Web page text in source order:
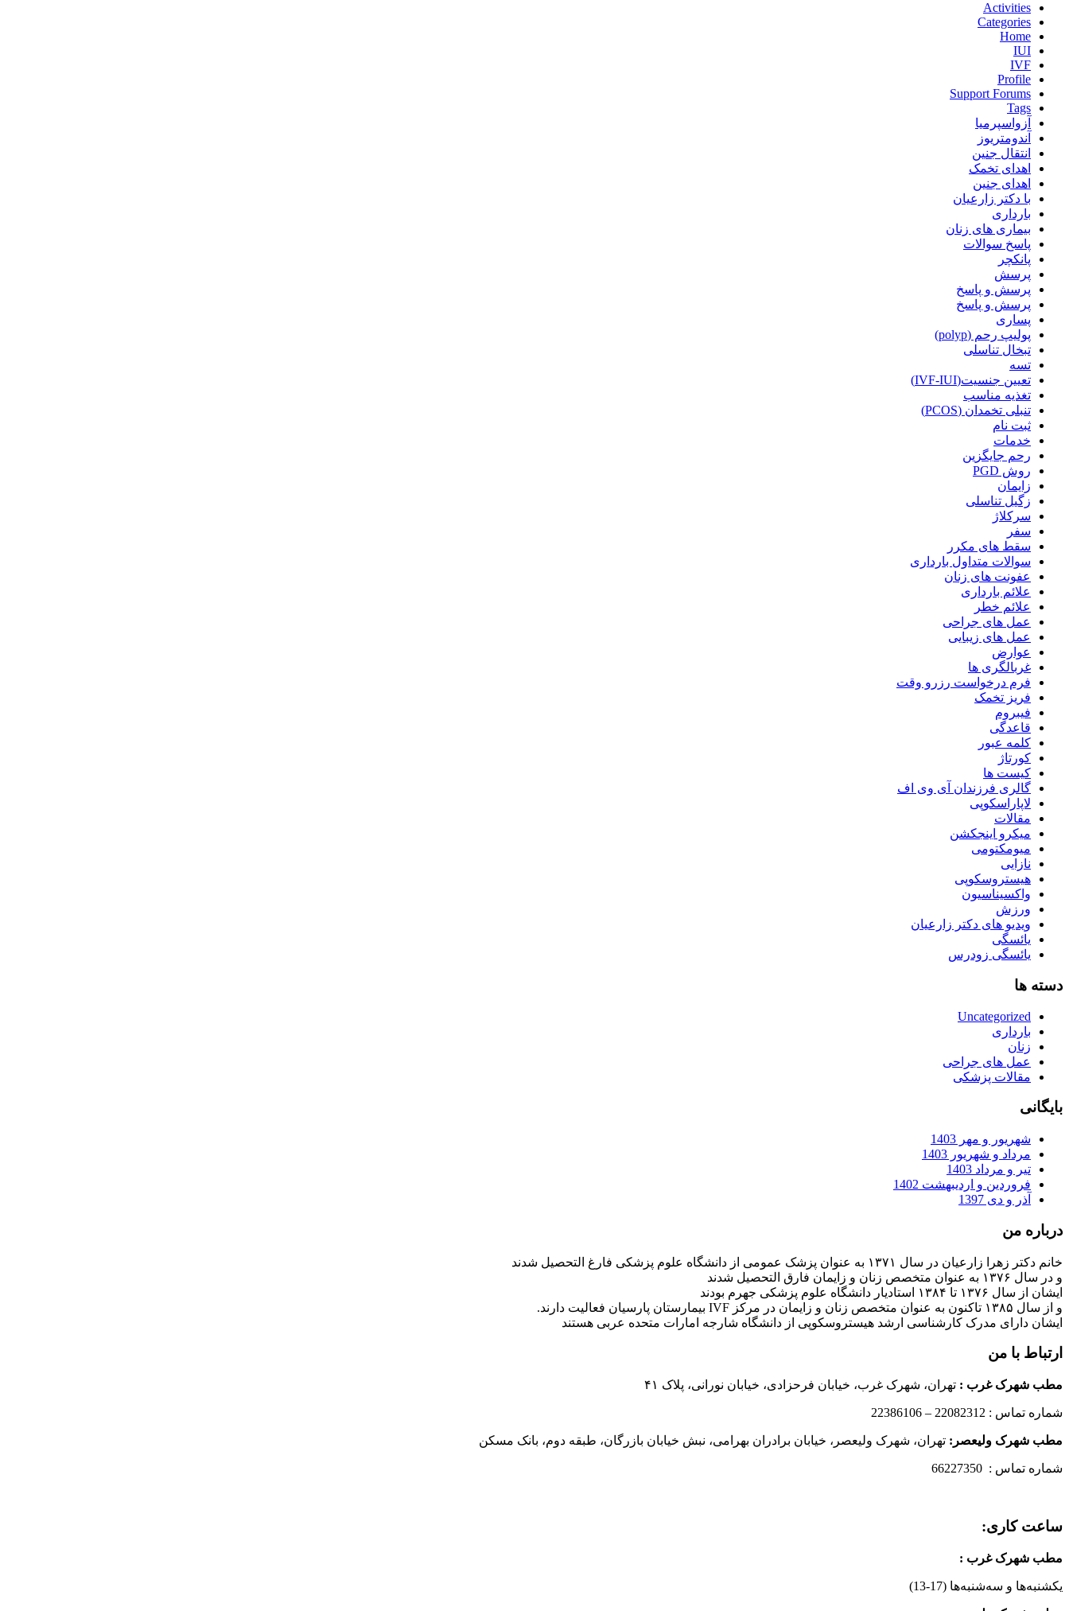
Activities
Categories
Home
IUI
IVF
Profile
Support Forums
Tags
آزواسپرمیا
آندومتریوز
انتقال جنین
اهدای تخمک
اهدای جنین
با دکتر زارعیان
بارداری
بیماری های زنان
پاسخ سوالات
پانکچر
پرسش
پرسش و پاسخ
پرسش و پاسخ
پساری
پولیپ رحم (polyp)
تبخال تناسلی
تسه
تعیین جنسیت(IVF-IUI)
تغذیه مناسب
تنبلی تخمدان (PCOS)
ثبت نام
خدمات
رحم جایگزین
روش PGD
زایمان
زگیل تناسلی
سرکلاژ
سفر
سقط های مکرر
سوالات متداول بارداری
عفونت های زنان
علائم بارداری
علائم خطر
عمل های جراحی
عمل های زیبایی
عوارض
غربالگری ها
فرم درخواست رزرو وقت
فریز تخمک
فیبروم
قاعدگی
کلمه عبور
کورتاژ
کیست ها
گالری فرزندان آی وی اف
لاپاراسکوپی
مقالات
میکرو اینجکشن
میومکتومی
نازایی
هیستروسکوپی
واکسیناسیون
ورزش
ویدیو های دکتر زارعیان
یائسگی
یائسگی زودرس
دسته ها
Uncategorized
بارداری
زنان
عمل های جراحی
مقالات پزشکی
بایگانی
شهریور و مهر 1403
مرداد و شهریور 1403
تیر و مرداد 1403
فروردین و اردیبهشت 1402
آذر و دی 1397
درباره من
خانم دکتر زهرا زارعیان در سال ۱۳۷۱ به عنوان پزشک عمومی از دانشگاه علوم پزشکی فارغ التحصیل شدند
و در سال ۱۳۷۶ به عنوان متخصص زنان و زایمان فارق التحصیل شدند
ایشان از سال ۱۳۷۶ تا ۱۳۸۴ استادیار دانشگاه علوم پزشکی جهرم بودند
و از سال ۱۳۸۵ تاکنون به عنوان متخصص زنان و زایمان در مرکز IVF بیمارستان پارسیان فعالیت دارند.
ایشان دارای مدرک کارشناسی ارشد هیستروسکوپی از دانشگاه شارجه امارات متحده عربی هستند
ارتباط با من
مطب شهرک غرب : تهران، شهرک غرب، خیابان فرحزادی، خیابان نورانی، پلاک ۴۱
شماره تماس : 22082312 – 22386106
مطب شهرک ولیعصر: تهران، شهرک ولیعصر، خیابان برادران بهرامی، نبش خیابان بازرگان، طبقه دوم، بانک مسکن
شماره تماس : 66227350
ساعت کاری:
مطب شهرک غرب :
یکشنبه‌ها و سه‌شنبه‌ها (17-13)